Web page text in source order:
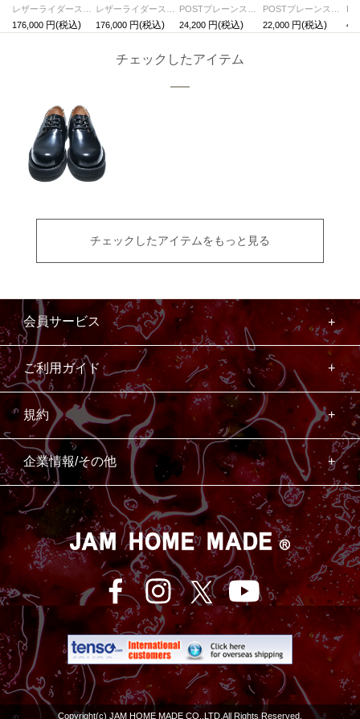
176,000
176,000
24,200
22,000
チェックしたアイテム
チェックしたアイテムをもっと見る
会員サービス
ご利用ガイド
規約
企業情報/その他
Copyright(c) JAM HOME MADE CO.,LTD.All Rights Reserved.